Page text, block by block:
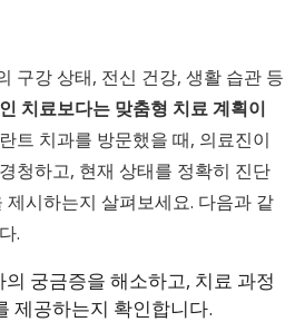
구강 상태, 전신 건강, 생활 습관 등
치료보다는 맞춤형 치료 계획이
트 치과를 방문했을 때, 의료진이
청하고, 현재 상태를 정확히 진단
시하는지 살펴보세요. 다음과 같
.
의 궁금증을 해소하고, 치료 과정
제공하는지 확인합니다.